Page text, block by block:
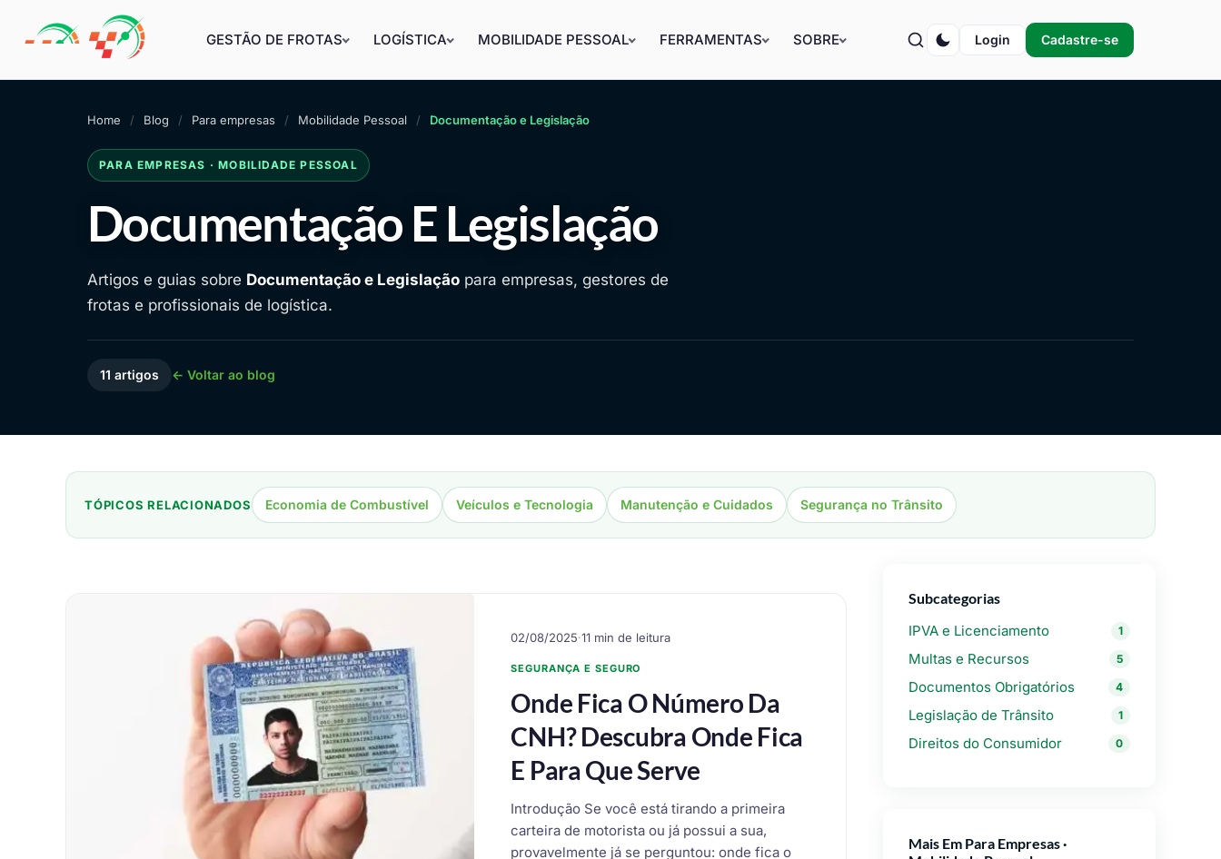
GESTÃO DE FROTAS LOGÍSTICA MOBILIDADE PESSOAL FERRAMENTAS SOBRE Login Cadastre-se
Home Blog Para empresas Mobilidade Pessoal Documentação e Legislação
PARA EMPRESAS · MOBILIDADE PESSOAL
Documentação E Legislação
Artigos e guias sobre Documentação e Legislação para empresas, gestores de
frotas e profissionais de logística.
11 artigos ← Voltar ao blog
TÓPICOS RELACIONADOS Economia de Combustível Veículos e Tecnologia Manutenção e Cuidados Segurança no Trânsito
02/08/2025·11 min de leitura
SEGURANÇA E SEGURO
Onde Fica O Número Da
CNH? Descubra Onde Fica
E Para Que Serve
Introdução Se você está tirando a primeira
carteira de motorista ou já possui a sua,
provavelmente já se perguntou: onde fica o
Subcategorias
IPVA e Licenciamento
1
Multas e Recursos 5
Documentos Obrigatórios 4
Legislação de Trânsito 1
Direitos do Consumidor 0
Mais Em Para Empresas ·